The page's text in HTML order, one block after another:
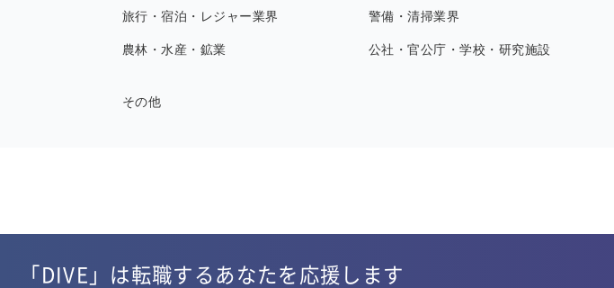
旅行・宿泊・レジャー業界 警備・清掃業界
農林・水産・鉱業 公社・官公庁・学校・研究施設
その他
「DIVE」は転職するあなたを応援します